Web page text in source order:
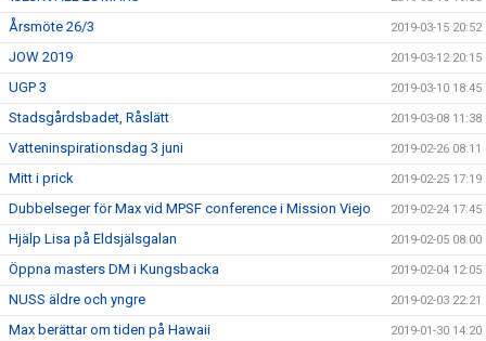
Årsmöte 26/3 2019-03-15 20:52
JOW 2019 2019-03-12 20:15
UGP 3 2019-03-10 18:45
Stadsgårdsbadet, Råslätt 2019-03-08 11:38
Vatteninspirationsdag 3 juni 2019-02-26 08:11
Mitt i prick 2019-02-25 17:19
Dubbelseger för Max vid MPSF conference i Mission Viejo 2019-02-24 17:45
Hjälp Lisa på Eldsjälsgalan 2019-02-05 08:00
Öppna masters DM i Kungsbacka 2019-02-04 12:05
NUSS äldre och yngre 2019-02-03 22:21
Max berättar om tiden på Hawaii 2019-01-30 14:20